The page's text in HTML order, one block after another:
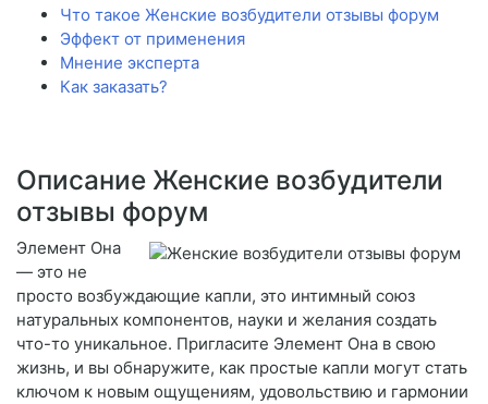
Что такое Женские возбудители отзывы форум
Эффект от применения
Мнение эксперта
Как заказать?
Описание Женские возбудители
отзывы форум
Элемент Она
— это не
просто возбуждающие капли, это интимный союз
натуральных компонентов, науки и желания создать
что-то уникальное. Пригласите Элемент Она в свою
жизнь, и вы обнаружите, как простые капли могут стать
ключом к новым ощущениям, удовольствию и гармонии